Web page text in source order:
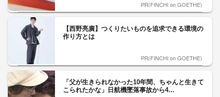
PR(FINCHI on GOETHE)
【西野亮廣】つくりたいものを追求できる環境の
作り方とは
PR(FINCHI on GOETHE)
「父が生きられなかった10年間、ちゃんと生きて
こられたかな」日航機墜落事故から4...